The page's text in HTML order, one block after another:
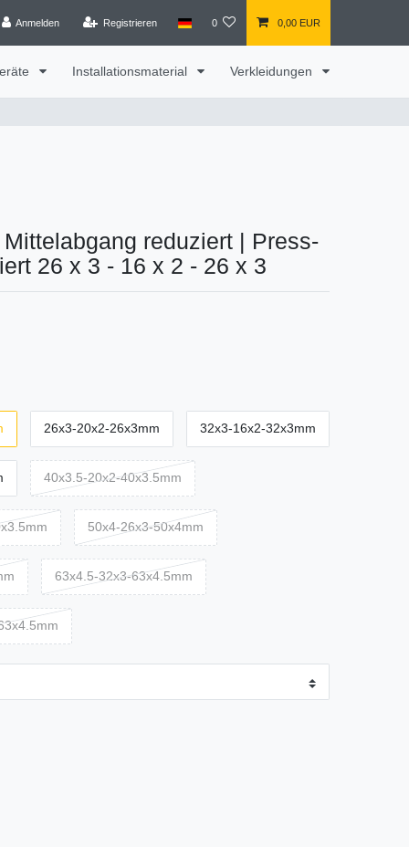
Anmelden Registrieren 0 0,00 EUR
Installationsmaterial Verkleidungen
reduziert | Press-
26 x 3 - 16 x 2 - 26 x 3
26x3-20x2-26x3mm 32x3-16x2-32x3mm
40x3.5-20x2-40x3.5mm
50x4-26x3-50x4mm
63x4.5-32x3-63x4.5mm